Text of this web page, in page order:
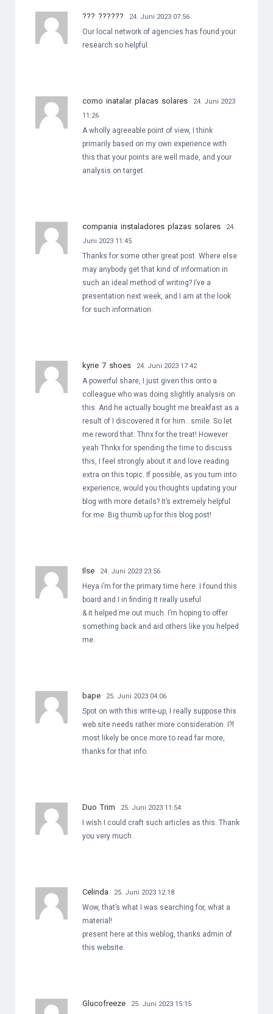
??? ?????? 24. Juni 2023 07:56
Our local network of agencies has found your
research so helpful.
como inatalar placas solares
24. Juni 2023
11:26
A wholly agreeable point of view, I think
primarily based on my own experience with
this that your points are well made, and your
analysis on target.
compania instaladores plazas solares
24.
Juni 2023 11:45
Thanks for some other great post. Where else
may anybody get that kind of information in
such an ideal method of writing? I’ve a
presentation next week, and I am at the look
for such information.
kyrie 7 shoes 24. Juni 2023 17:42
A powerful share, I just given this onto a
colleague who was doing slightly analysis on
this. And he actually bought me breakfast as a
result of I discovered it for him.. smile. So let
me reword that: Thnx for the treat! However
yeah Thnkx for spending the time to discuss
this, I feel strongly about it and love reading
extra on this topic. If possible, as you turn into
experience, would you thoughts updating your
blog with more details? It’s extremely helpful
for me. Big thumb up for this blog post!
Ilse 24. Juni 2023 23:56
Heya i’m for the primary time here. I found this
board and I in finding It really useful
& it helped me out much. I’m hoping to offer
something back and aid others like you helped
me.
bape 25. Juni 2023 04:06
Spot on with this write-up, I really suppose this
web site needs rather more consideration. I?l
most likely be once more to read far more,
thanks for that info.
Duo Trim 25. Juni 2023 11:54
I wish I could craft such articles as this. Thank
you very much.
Celinda 25. Juni 2023 12:18
Wow, that’s what I was searching for, what a
material!
present here at this weblog, thanks admin of
this website.
Glucofreeze 25. Juni 2023 15:15